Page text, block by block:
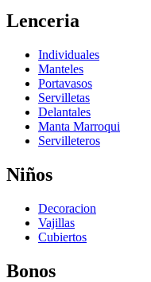
Lenceria
Individuales
Manteles
Portavasos
Servilletas
Delantales
Manta Marroqui
Servilleteros
Niños
Decoracion
Vajillas
Cubiertos
Bonos